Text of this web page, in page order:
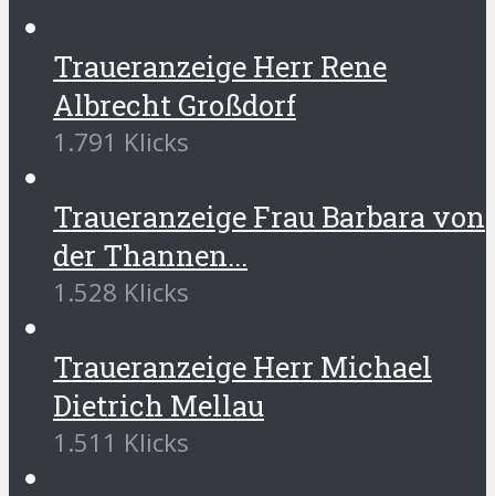
Traueranzeige Herr Rene
Albrecht Großdorf
1.791 Klicks
Traueranzeige Frau Barbara von
der Thannen...
1.528 Klicks
Traueranzeige Herr Michael
Dietrich Mellau
1.511 Klicks